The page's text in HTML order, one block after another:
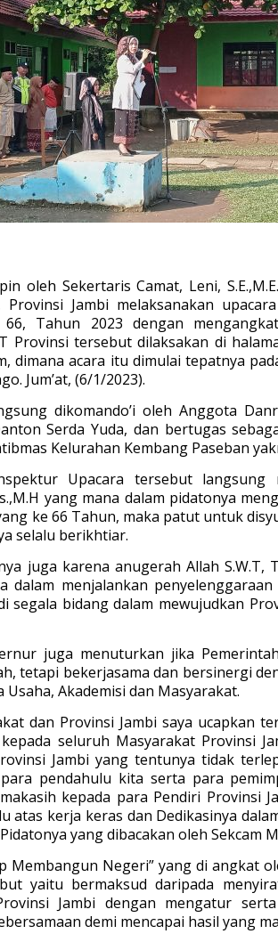
oleh Sekertaris Camat, Leni,
Jambi melaksanakan
Tahun 2023 dengan
Provinsi tersebut dilaksakan di
dimana acara itu dimulai tepatnya
Jum’at, (6/1/2023).
dikomando’i oleh Anggota
Serda Yuda, dan bertugas
Kelurahan Kembang Paseban
Upacara tersebut langsung
yang mana dalam pidatonya
ke 66 Tahun, maka patut untuk
selalu berikhtiar.
juga karena anugerah Allah S.W.T,
menjalankan penyelenggaraan
segala bidang dalam mewujudkan
juga menuturkan jika
tetapi bekerjasama dan bersinergi
Akademisi dan Masyarakat.
dan Provinsi Jambi saya ucapkan
seluruh Masyarakat Provinsi
Jambi yang tentunya tidak
pendahulu kita serta para
kepada para Pendiri Provinsi
atas kerja keras dan Dedikasinya
yang dibacakan oleh Sekcam
Membangun Negeri” yang di angkat
yaitu bermaksud daripada
Jambi dengan mengatur
demi mencapai hasil yang